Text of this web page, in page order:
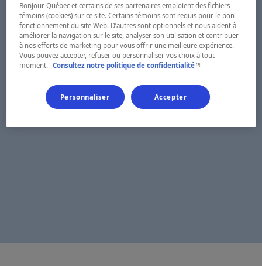
Bonjour Québec et certains de ses partenaires emploient des fichiers
témoins (cookies) sur ce site. Certains témoins sont requis pour le bon
fonctionnement du site Web. D’autres sont optionnels et nous aident à
améliorer la navigation sur le site, analyser son utilisation et contribuer
à nos efforts de marketing pour vous offrir une meilleure expérience.
Vous pouvez accepter, refuser ou personnaliser vos choix à tout
moment.
Consultez notre politique de confidentialité- Cet hyperlien
Personnaliser Accepter